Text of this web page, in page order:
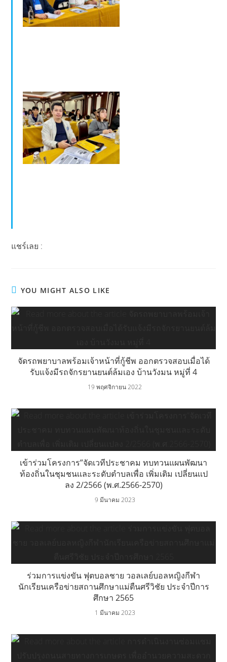
แชร์เลย :
YOU MIGHT ALSO LIKE
จัดรถพยาบาลพร้อมเจ้าหน้าที่กู้ชีพ ออกตรวจสอบเมื่อได้
รับแจ้งมีรถจักรยานยนต์ล้มเอง บ้านวังมน หมู่ที่ 4
19 พฤศจิกายน 2022
เข้าร่วมโครงการ”จัดเวทีประชาคม ทบทวนแผนพัฒนา
ท้องถิ่นในชุมชนเเละระดับตำบลเพื่อ เพิ่มเติม เปลี่ยนเเป
ลง 2/2566 (พ.ศ.2566-2570)
9 มีนาคม 2023
ร่วมการแข่งขัน ฟุตบอลชาย วอลเลย์บอลหญิงกีฬา
นักเรียนเครือข่ายสถานศึกษาแม่ตืนศรีวิชัย ประจำปีการ
ศึกษา 2565
1 มีนาคม 2023